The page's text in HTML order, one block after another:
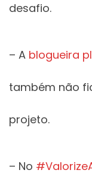
desafio.
– A blogueira
também não
projeto.
– No